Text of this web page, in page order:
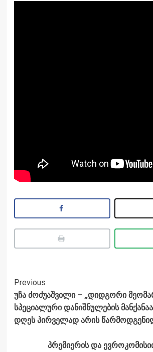
Post
Navigation
Previous
უჩა ძოძუაშვილი – „დიდგორი
სპეციალური დანიშნულების
დღეს პირველად არის
პრემიერის და